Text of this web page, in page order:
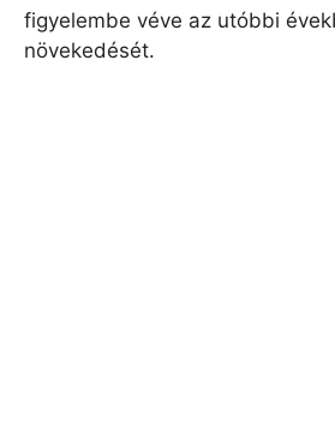
figyelembe véve az utóbbi
növekedését.